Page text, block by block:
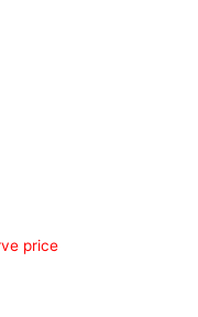
price